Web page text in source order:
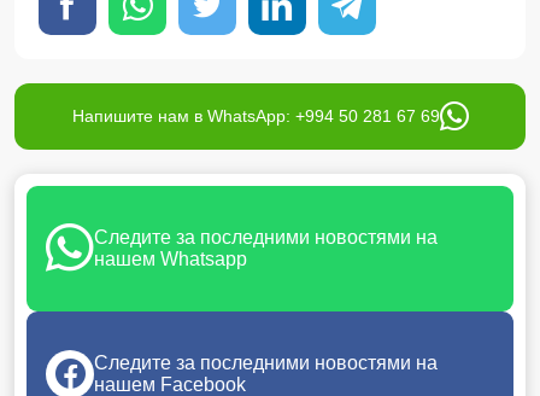
Напишите нам в WhatsApp: +994 50 281 67 69
Следите за последними новостями на
нашем Whatsapp
Следите за последними новостями на
нашем Facebook